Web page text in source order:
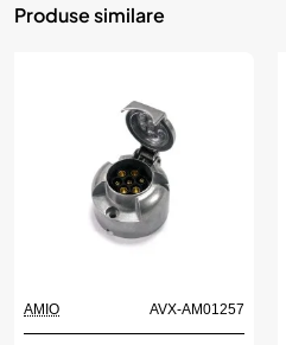
Produse similare
AMIO AVX-AM01257